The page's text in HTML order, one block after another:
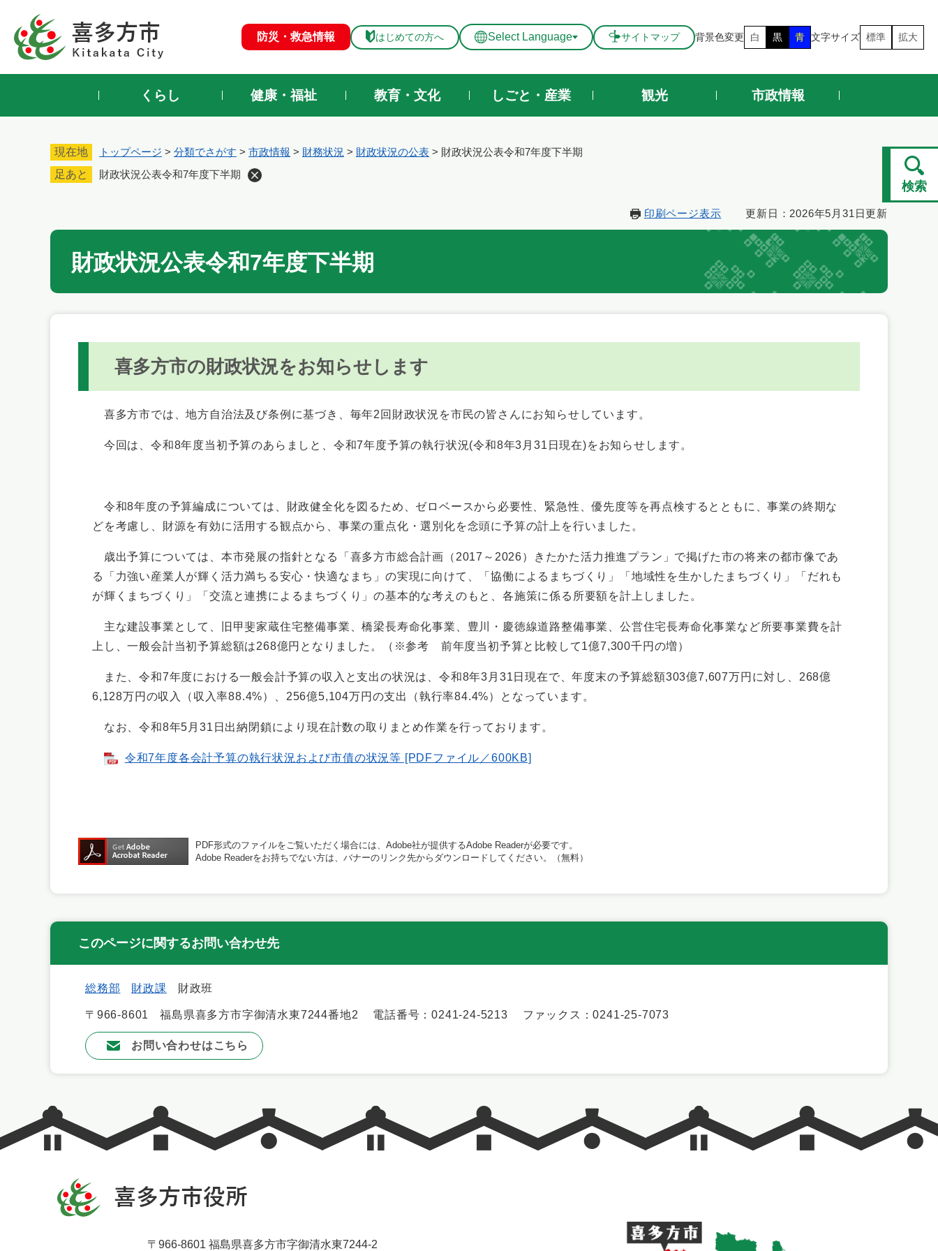
先
防災・救急情報 はじめての方へ Select Language サイトマップ 背景色変更 白 黒 青 文字サイズ 標準 拡大
くらし 健康・福祉 教育・文化 しごと・産業 観光 市政情報
現在地 トップページ > 分類でさがす > 市政情報 > 財務状況 > 財政状況の公表 > 財政状況公表令和7年度下半期
足あと
財政状況公表令和7年度下半期
文
印刷ページ表示 更新日：2026年5月31日更新
財政状況公表令和7年度下半期
喜多方市の財政状況をお知らせします
喜多方市では、地方自治法及び条例に基づき、毎年2回財政状況を市民の皆さんにお知らせしています。
今回は、令和8年度当初予算のあらましと、令和7年度予算の執行状況(令和8年3月31日現在)をお知らせします。
令和8年度の予算編成については、財政健全化を図るため、ゼロベースから必要性、緊急性、優先度等を再点検するとともに、事業の終期な
どを考慮し、財源を有効に活用する観点から、事業の重点化・選別化を念頭に予算の計上を行いました。
歳出予算については、本市発展の指針となる「喜多方市総合計画（2017～2026）きたかた活力推進プラン」で掲げた市の将来の都市像であ
る「力強い産業人が輝く活力満ちる安心・快適なまち」の実現に向けて、「協働によるまちづくり」「地域性を生かしたまちづくり」「だれも
が輝くまちづくり」「交流と連携によるまちづくり」の基本的な考えのもと、各施策に係る所要額を計上しました。
主な建設事業として、旧甲斐家蔵住宅整備事業、橋梁長寿命化事業、豊川・慶徳線道路整備事業、公営住宅長寿命化事業など所要事業費を計
上し、一般会計当初予算総額は268億円となりました。（※参考 前年度当初予算と比較して1億7,300千円の増）
また、令和7年度における一般会計予算の収入と支出の状況は、令和8年3月31日現在で、年度末の予算総額303億7,607万円に対し、268億
6,128万円の収入（収入率88.4%）、256億5,104万円の支出（執行率84.4%）となっています。
なお、令和8年5月31日出納閉鎖により現在計数の取りまとめ作業を行っております。
令和7年度各会計予算の執行状況および市債の状況等 [PDFファイル／600KB]
PDF形式のファイルをご覧いただく場合には、Adobe社が提供するAdobe Readerが必要です。
Adobe Readerをお持ちでない方は、バナーのリンク先からダウンロードしてください。（無料）
このページに関するお問い合わせ先
総務部 財政課 財政班
〒966-8601 福島県喜多方市字御清水東7244番地2 電話番号：0241-24-5213 ファックス：0241-25-7073
お問い合わせはこちら
〒966-8601 福島県喜多方市字御清水東7244-2
検索